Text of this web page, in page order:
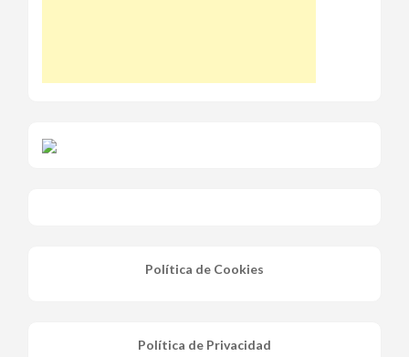
Política de Cookies
Política de Privacidad